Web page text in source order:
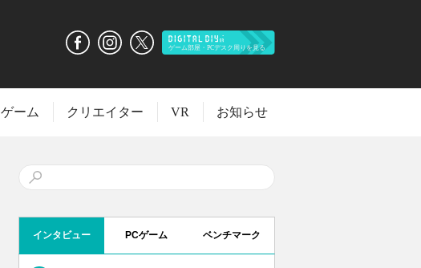
ゲーム クリエイター VR お知らせ
インタビュー PCゲーム ベンチマーク